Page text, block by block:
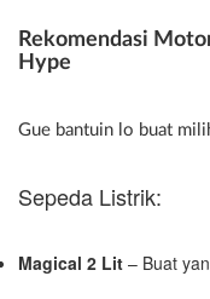
Rekomendasi
Hype
Gue bantuin lo buat
Sepeda Listrik:
Magical 2 Lit – Buat